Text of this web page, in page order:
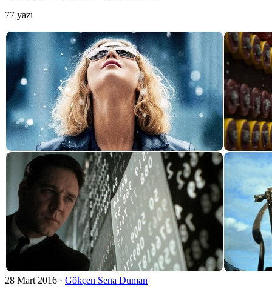
77 yazı
28 Mart 2016 · Gökçen Sena Duman